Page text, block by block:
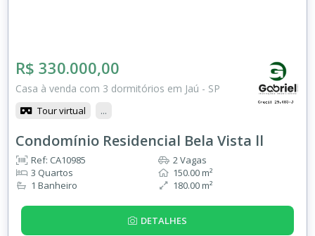
R$ 330.000,00
Casa à venda com 3 dormitórios em Jaú - SP
Tour virtual ...
Condomínio Residencial Bela Vista ll
Ref: CA10985
3 Quartos
1 Banheiro
2 Vagas
150.00 m²
180.00 m²
DETALHES